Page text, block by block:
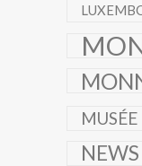
MUSÉE
NEWS